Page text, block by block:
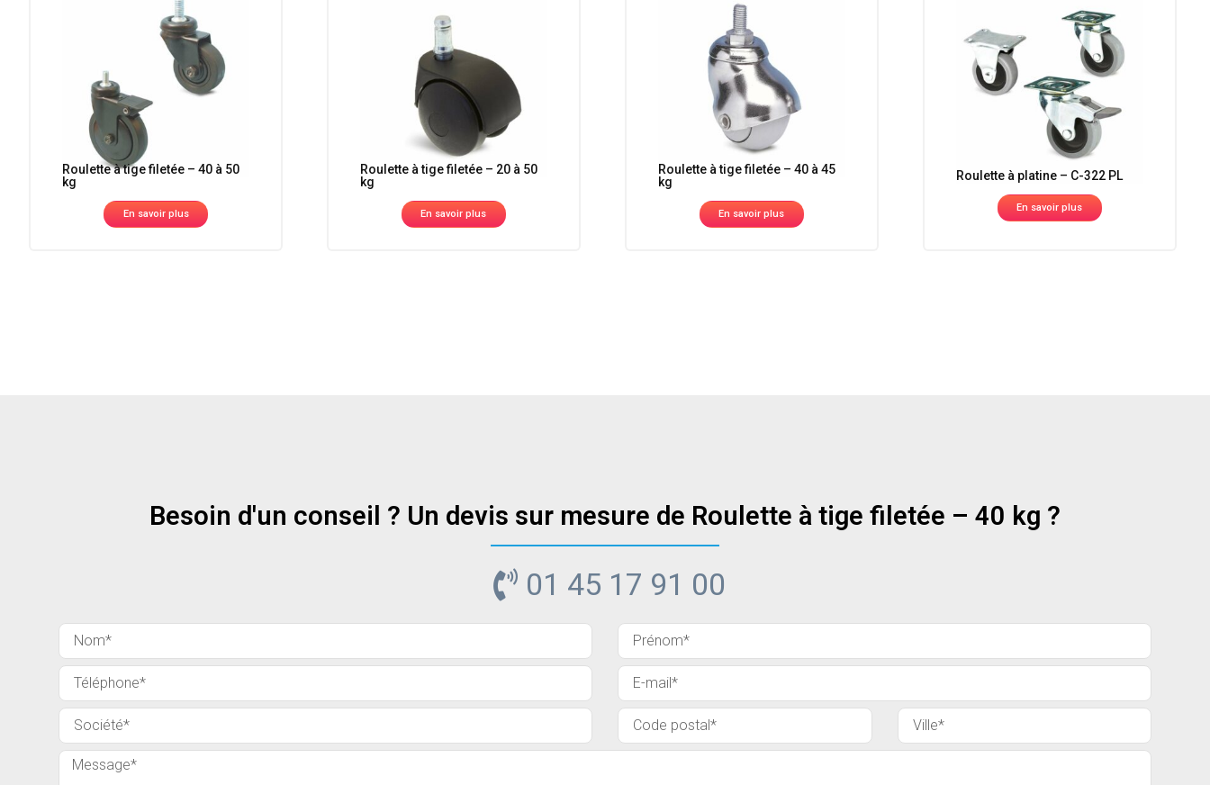
Roulette à tige filetée – 40 à 50
kg
En savoir plus
Roulette à tige filetée – 20 à 50
kg
En savoir plus
Roulette à tige filetée – 40 à 45
kg
En savoir plus
Roulette à platine – C-322 PL
En savoir plus
Besoin d'un conseil ? Un devis sur mesure de Roulette à tige filetée – 40 kg ?
01 45 17 91 00